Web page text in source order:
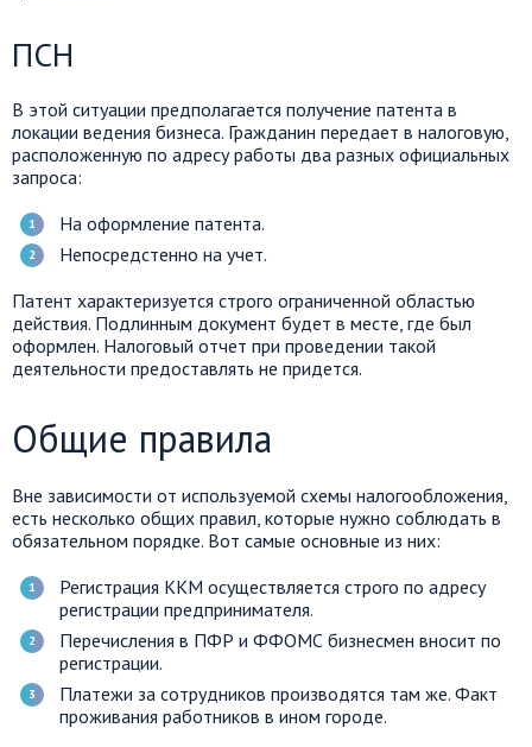
ПСН
В этой ситуации предполагается получение патента в
локации ведения бизнеса. Гражданин передает в налоговую,
расположенную по адресу работы два разных официальных
запроса:
На оформление патента.
Непосредстенно на учет.
Патент характеризуется строго ограниченной областью
действия. Подлинным документ будет в месте, где был
оформлен. Налоговый отчет при проведении такой
деятельности предоставлять не придется.
Общие правила
Вне зависимости от используемой схемы налогообложения,
есть несколько общих правил, которые нужно соблюдать в
обязательном порядке. Вот самые основные из них:
Регистрация ККМ осуществляется строго по адресу
регистрации предпринимателя.
Перечисления в ПФР и ФФОМС бизнесмен вносит по
регистрации.
Платежи за сотрудников производятся там же. Факт
проживания работников в ином городе.